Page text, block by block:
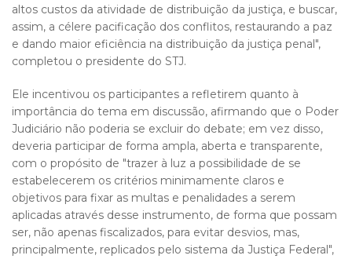
altos custos da atividade de distribuição da justiça, e buscar,
assim, a célere pacificação dos conflitos, restaurando a paz
e dando maior eficiência na distribuição da justiça penal",
completou o presidente do STJ.
Ele incentivou os participantes a refletirem quanto à
importância do tema em discussão, afirmando que o Poder
Judiciário não poderia se excluir do debate; em vez disso,
deveria participar de forma ampla, aberta e transparente,
com o propósito de "trazer à luz a possibilidade de se
estabelecerem os critérios minimamente claros e
objetivos para fixar as multas e penalidades a serem
aplicadas através desse instrumento, de forma que possam
ser, não apenas fiscalizados, para evitar desvios, mas,
principalmente, replicados pelo sistema da Justiça Federal",